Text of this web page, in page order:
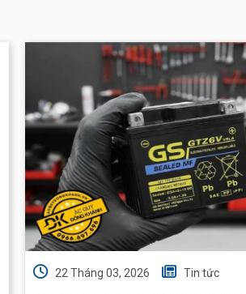
22 Tháng 03, 2026 Tin tức